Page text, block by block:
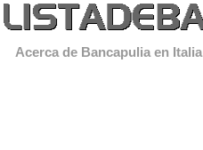
Acerca de Bancapulia en Italia